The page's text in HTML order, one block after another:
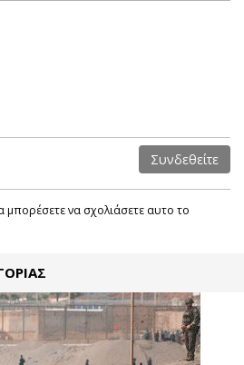
Συνδεθείτε
μπορέσετε να σχολιάσετε αυτο το